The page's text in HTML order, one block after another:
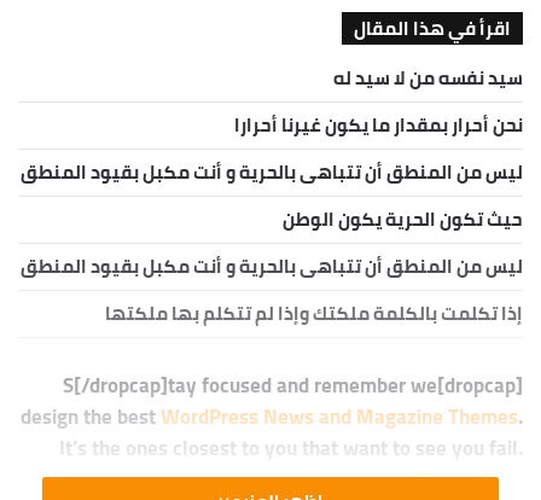
اقرأ في هذا المقال
سيد نفسه من لا سيد له
نحن أحرار بمقدار ما يكون غيرنا أحرارا
ليس من المنطق أن تتباهى بالحرية و أنت مكبل بقيود المنطق
حيث تكون الحرية يكون الوطن
ليس من المنطق أن تتباهى بالحرية و أنت مكبل بقيود المنطق
إذا تكلمت بالكلمة ملكتك وإذا لم تتكلم بها ملكتها
[dropcap]S[/dropcap]tay focused and remember we
design the bestWordPress News and Magazine Themes.
It’s the ones closest to you that want to see you fail.
Another one. It’s important to use cocoa butter. It’s the